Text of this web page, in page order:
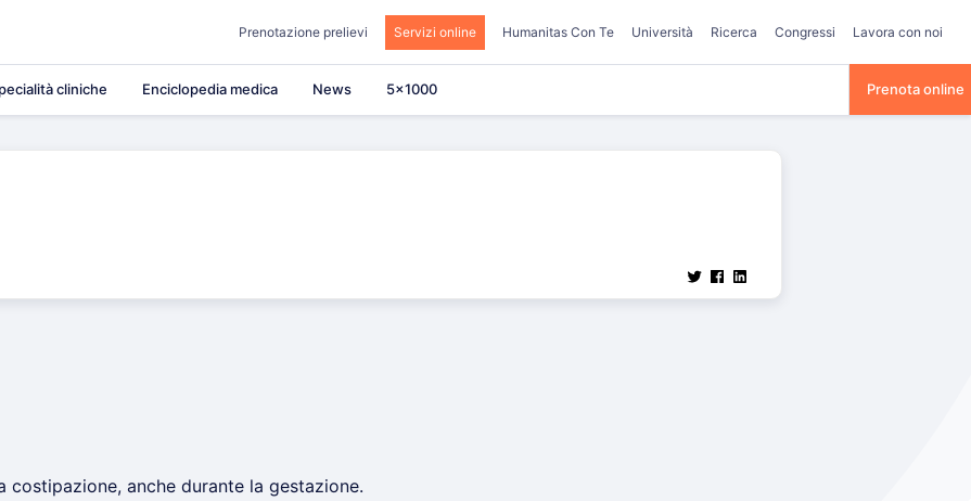
Prenotazione prelievi Servizi online Humanitas Con Te Università Ricerca Congressi Lavora con noi
cliniche Enciclopedia medica News 5×1000 Prenota online
costipazione, anche durante la gestazione.